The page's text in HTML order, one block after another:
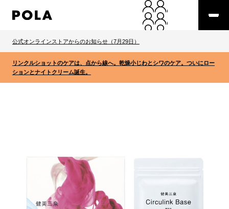
公式オンラインストアからのお知らせ（7月29日）
リンクルショットのケアは、点から線へ。乾燥小じわとシワのケア。ついにロー
ションとナイトクリーム誕生。